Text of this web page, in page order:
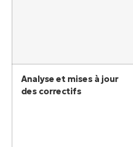
Analyse et mises à jour
des correctifs